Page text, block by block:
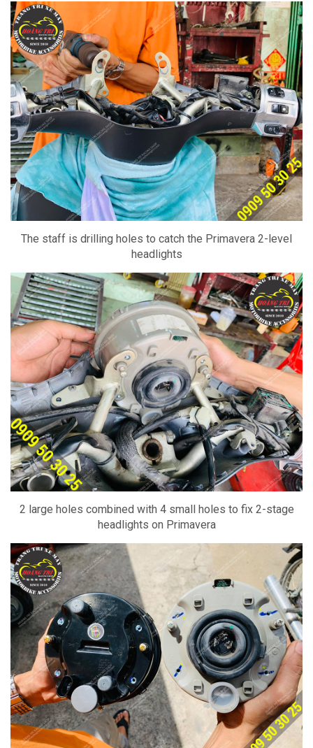
The staff is drilling holes to catch the Primavera 2-level
headlights
2 large holes combined with 4 small holes to fix 2-stage
headlights on Primavera